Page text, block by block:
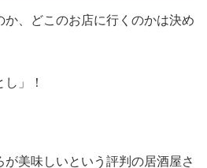
、どこのお店に行くのかは決め
」！
美味しいという評判の居酒屋さ